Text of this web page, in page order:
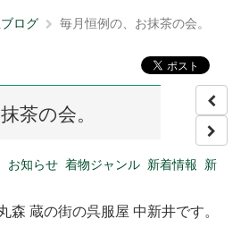
ログ 毎月恒例の、お抹茶の会。
茶の会。
お知らせ 着物ジャンル 新着情報 新
蔵の街の呉服屋 中新井です。